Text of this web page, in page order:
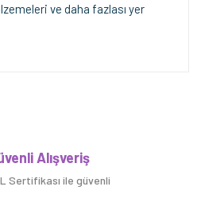
ve daha fazlası yer
Yorum Yaz
Alışveriş
Sertifikası ile güvenli